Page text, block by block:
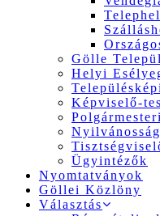
Gölle
Helyi
Képviselő-
Nyilvánosság
Ügyintézők
Nyomtatványok
Göllei Közlöny
Választás